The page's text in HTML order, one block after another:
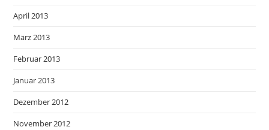
April 2013
März 2013
Februar 2013
Januar 2013
Dezember 2012
November 2012